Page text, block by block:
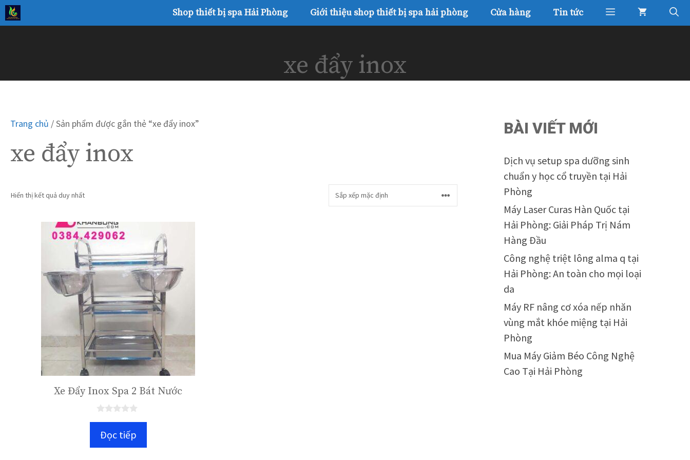
Chuyển
đến
Shop thiết bị spa Hải Phòng Giới thiệu shop thiết bị spa hải phòng Cửa hàng Tin tức
xe đẩy inox
Trang chủ / Sản phẩm được gắn thẻ “xe đẩy inox”
xe đẩy inox
Hiển thị kết quả duy nhất
Xe Đẩy Inox Spa 2 Bát Nước
gĐọc tiếp
BÀI VIẾT MỚI
Dịch vụ setup spa dưỡng sinh
chuẩn y học cổ truyền tại Hải
Phòng
Máy Laser Curas Hàn Quốc tại
Hải Phòng: Giải Pháp Trị Nám
Hàng Đầu
Công nghệ triệt lông alma q tại
Hải Phòng: An toàn cho mọi loại
da
Máy RF nâng cơ xóa nếp nhăn
vùng mắt khóe miệng tại Hải
Phòng
Mua Máy Giảm Béo Công Nghệ
Cao Tại Hải Phòng